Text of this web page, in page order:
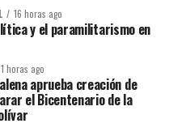
16 horas ago
y el paramilitarismo en
horas ago
aprueba creación de
el Bicentenario de la